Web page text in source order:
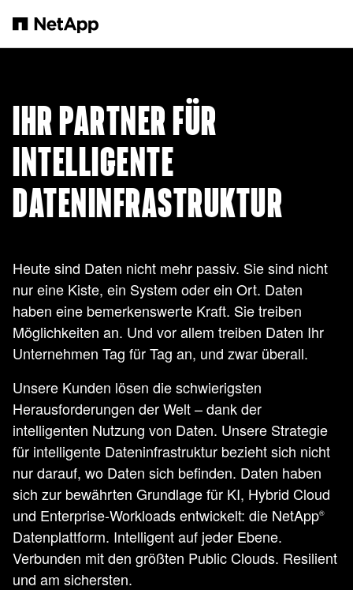
IHR PARTNER FÜR
INTELLIGENTE
DATENINFRASTRUKTUR
Heute sind Daten nicht mehr passiv. Sie sind nicht
nur eine Kiste, ein System oder ein Ort. Daten
haben eine bemerkenswerte Kraft. Sie treiben
Möglichkeiten an. Und vor allem treiben Daten Ihr
Unternehmen Tag für Tag an, und zwar überall.
Unsere Kunden lösen die schwierigsten
Herausforderungen der Welt – dank der
intelligenten Nutzung von Daten. Unsere Strategie
für intelligente Dateninfrastruktur bezieht sich nicht
nur darauf, wo Daten sich befinden. Daten haben
sich zur bewährten Grundlage für KI, Hybrid Cloud
und Enterprise-Workloads entwickelt: die NetApp®
Datenplattform. Intelligent auf jeder Ebene.
Verbunden mit den größten Public Clouds. Resilient
und am sichersten.